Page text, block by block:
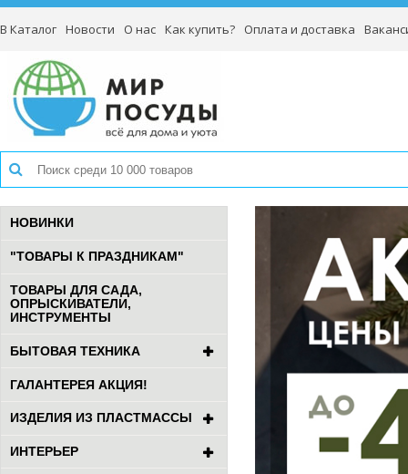
В Каталог Новости О нас Как купить? Оплата и доставка
НОВИНКИ
"ТОВАРЫ К ПРАЗДНИКАМ"
ТОВАРЫ ДЛЯ САДА,
ОПРЫСКИВАТЕЛИ,
ИНСТРУМЕНТЫ
БЫТОВАЯ ТЕХНИКА
ГАЛАНТЕРЕЯ АКЦИЯ!
ИЗДЕЛИЯ ИЗ ПЛАСТМАССЫ
ИНТЕРЬЕР